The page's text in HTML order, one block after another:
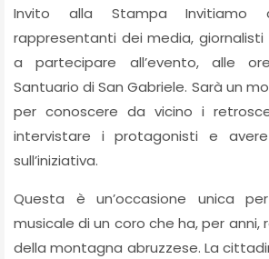
Invito alla Stampa Invitiamo
rappresentanti dei media,
a partecipare all’evento, alle
Santuario di San Gabriele. Sarà un
per conoscere da vicino i
intervistare i protagonisti e
sull’iniziativa.
Questa è un’occasione unica
musicale di un coro che ha, per anni,
della montagna abruzzese. La